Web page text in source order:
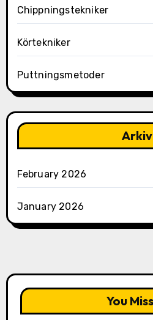
Chippningstekniker
Körtekniker
Puttningsmetoder
Arkiv
February 2026
January 2026
You